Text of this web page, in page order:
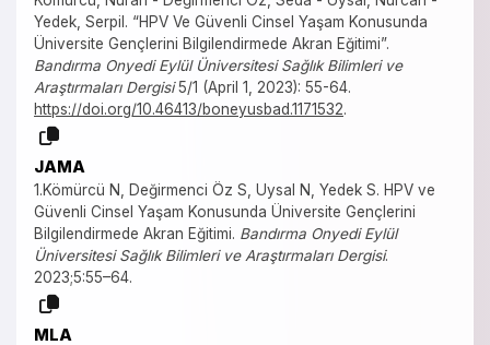
Yedek, Serpil. “HPV Ve Güvenli Cinsel Yaşam Konusunda
Üniversite Gençlerini Bilgilendirmede Akran Eğitimi”.
Bandırma Onyedi Eylül Üniversitesi Sağlık Bilimleri ve
Araştırmaları Dergisi5/1 (April 1, 2023): 55-64.
https://doi.org/10.46413/boneyusbad.1171532.
JAMA
1.Kömürcü N, Değirmenci Öz S, Uysal N, Yedek S. HPV ve
Güvenli Cinsel Yaşam Konusunda Üniversite Gençlerini
Bilgilendirmede Akran Eğitimi. Bandırma Onyedi Eylül
Üniversitesi Sağlık Bilimleri ve Araştırmaları Dergisi.
2023;5:55–64.
MLA